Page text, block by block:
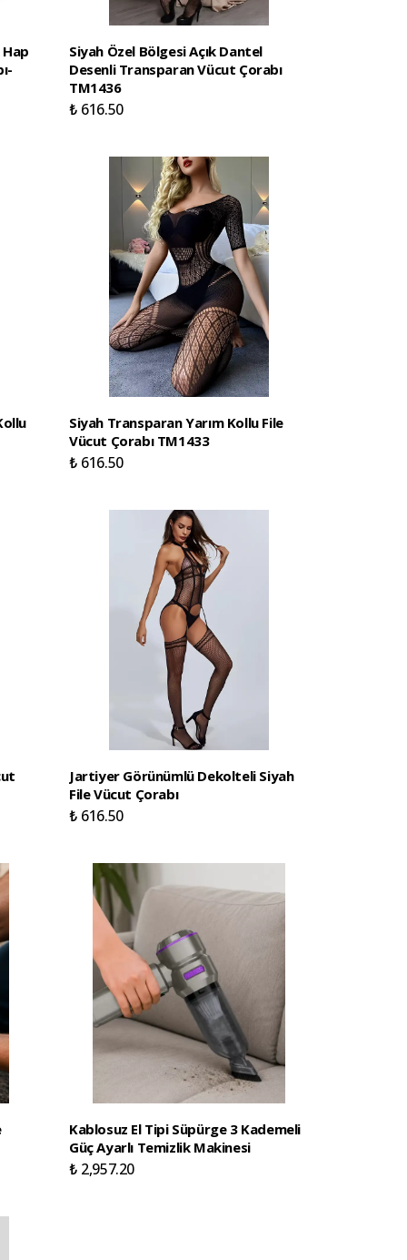
Siyah Özel Bölgesi Açık Dantel
Desenli Transparan Vücut Çorabı
TM1436
₺ 616.50
Siyah Transparan Yarım Kollu File
Vücut Çorabı TM1433
₺ 616.50
Jartiyer Görünümlü Dekolteli Siyah
File Vücut Çorabı
₺ 616.50
Kablosuz El Tipi Süpürge 3 Kademeli
Güç Ayarlı Temizlik Makinesi
₺ 2,957.20